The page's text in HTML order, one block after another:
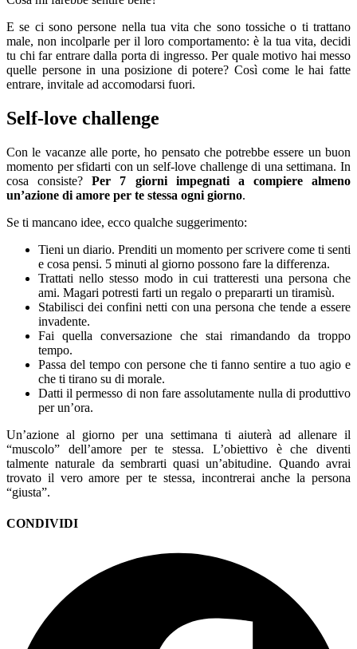
E se ci sono persone nella tua vita che sono tossiche o ti trattano
male, non incolparle per il loro comportamento: è la tua vita, decidi
tu chi far entrare dalla porta di ingresso. Per quale motivo hai messo
quelle persone in una posizione di potere? Così come le hai fatte
entrare, invitale ad accomodarsi fuori.
Self-love challenge
Con le vacanze alle porte, ho pensato che potrebbe essere un buon
momento per sfidarti con un self-love challenge di una settimana. In
cosa consiste?Per 7 giorni impegnati a compiere almeno
un’azione di amore per te stessa ogni giorno.
Se ti mancano idee, ecco qualche suggerimento:
Tieni un diario. Prenditi un momento per scrivere come ti senti
e cosa pensi. 5 minuti al giorno possono fare la differenza.
Trattati nello stesso modo in cui tratteresti una persona che
ami. Magari potresti farti un regalo o prepararti un tiramisù.
Stabilisci dei confini netti con una persona che tende a essere
invadente.
Fai quella conversazione che stai rimandando da troppo
tempo.
Passa del tempo con persone che ti fanno sentire a tuo agio e
che ti tirano su di morale.
Datti il permesso di non fare assolutamente nulla di produttivo
per un’ora.
Un’azione al giorno per una settimana ti aiuterà ad allenare il
“muscolo” dell’amore per te stessa. L’obiettivo è che diventi
talmente naturale da sembrarti quasi un’abitudine. Quando avrai
trovato il vero amore per te stessa, incontrerai anche la persona
“giusta”.
CONDIVIDI